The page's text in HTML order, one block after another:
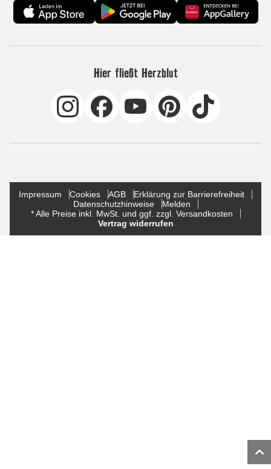
Hier fließt Herzblut
Impressum Cookies AGB
Erklärung zur Barrierefreiheit
Datenschutzhinweise
Melden
* Alle Preise inkl. MwSt. und ggf. zzgl. Versandkosten
Vertrag widerrufen